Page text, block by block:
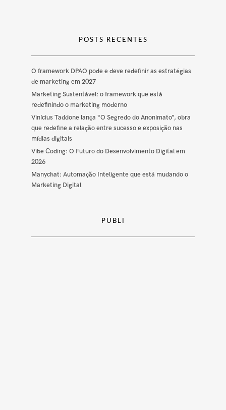
POSTS RECENTES
O framework DPAO pode e deve redefinir as estratégias
de marketing em 2027
Marketing Sustentável: o framework que está
redefinindo o marketing moderno
Vinícius Taddone lança “O Segredo do Anonimato”, obra
que redefine a relação entre sucesso e exposição nas
mídias digitais
Vibe Coding: O Futuro do Desenvolvimento Digital em
2026
Manychat: Automação Inteligente que está mudando o
Marketing Digital
PUBLI